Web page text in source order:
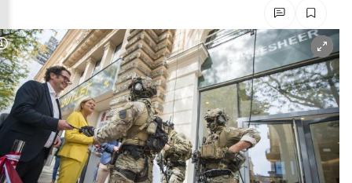
Untermenü
Untermenü
Untermenü
Untermenü
Copyright-Hinweis öffnen/schließen